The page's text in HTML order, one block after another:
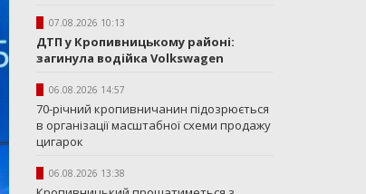
07.08.2026 10:13
ДТП у Кропивницькому районі:
загинула водійка Volkswagen
06.08.2026 14:57
70-річний кропивничанин підозрюється
в організації масштабної схеми продажу
цигарок
06.08.2026 13:38